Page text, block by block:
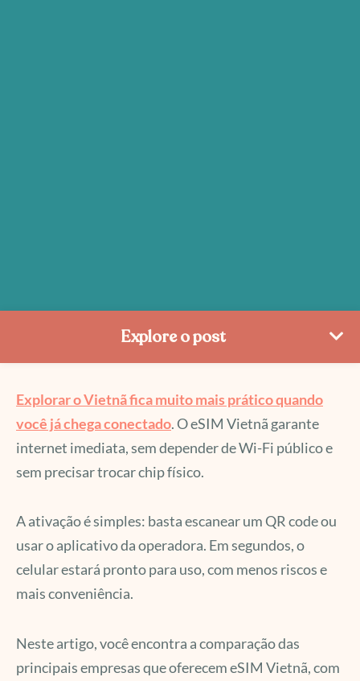
Explore o post
Explorar o Vietnã fica muito mais prático quando
você já chega conectado. O eSIM Vietnã garante
internet imediata, sem depender de Wi-Fi público e
sem precisar trocar chip físico.
A ativação é simples: basta escanear um QR code ou
usar o aplicativo da operadora. Em segundos, o
celular estará pronto para uso, com menos riscos e
mais conveniência.
Neste artigo, você encontra a comparação das
principais empresas que oferecem eSIM Vietnã, com